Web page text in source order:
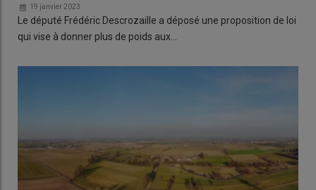
19 janvier 2023
Le député Frédéric Descrozaille a déposé une proposition de loi
qui vise à donner plus de poids aux…